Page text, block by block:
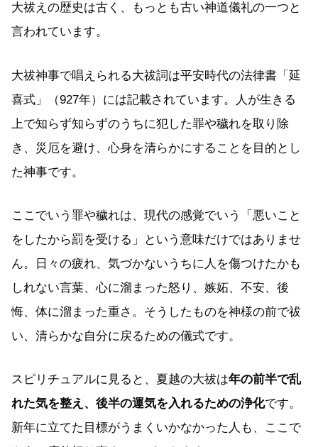
大祓えの歴史は古く、もっとも古い神道儀礼の一つと
言われています。
大祓神事で唱えられる大祓詞は平安時代の法律書「延
喜式」（927年）には記載されています。人が生きる
上で知らず知らずのうちに犯した罪や穢れを取り除
き、災厄を避け、心身を清らかにすることを目的とし
た神事です。
ここでいう罪や穢れは、現代の感覚でいう「悪いこと
をしたから罰を受ける」という意味だけではありませ
ん。日々の疲れ、気づかないうちに人を傷つけたかも
しれない言葉、心に溜まった怒り、嫉妬、不安、後
悔、体に溜まった重さ。そうしたものを神様の前で祓
い、清らかな自分に戻るための儀式です。
スピリチュアルに見ると、夏越の大祓は年の前半で乱
れた気を整え、後半の運気を入れるための浄化です。
新年に立てた目標がうまくいかなかった人も、ここで